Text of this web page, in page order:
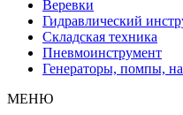
Веревки
Гидравлический
Складская техника
Пневмоинструмент
Генераторы, помпы,
МЕНЮ